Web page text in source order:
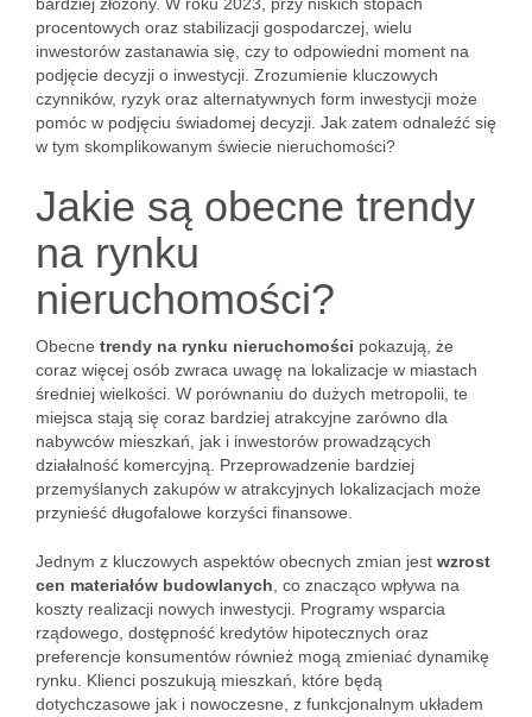
procentowych oraz stabilizacji gospodarczej, wielu
inwestorów zastanawia się, czy to odpowiedni moment na
podjęcie decyzji o inwestycji. Zrozumienie kluczowych
czynników, ryzyk oraz alternatywnych form inwestycji może
pomóc w podjęciu świadomej decyzji. Jak zatem odnaleźć się
w tym skomplikowanym świecie nieruchomości?
Jakie są obecne trendy
na rynku
nieruchomości?
Obecne trendy na rynku nieruchomości pokazują, że
coraz więcej osób zwraca uwagę na lokalizacje w miastach
średniej wielkości. W porównaniu do dużych metropolii, te
miejsca stają się coraz bardziej atrakcyjne zarówno dla
nabywców mieszkań, jak i inwestorów prowadzących
działalność komercyjną. Przeprowadzenie bardziej
przemyślanych zakupów w atrakcyjnych lokalizacjach może
przynieść długofalowe korzyści finansowe.
Jednym z kluczowych aspektów obecnych zmian jest wzrost
cen materiałów budowlanych , co znacząco wpływa na
koszty realizacji nowych inwestycji. Programy wsparcia
rządowego, dostępność kredytów hipotecznych oraz
preferencje konsumentów również mogą zmieniać dynamikę
rynku. Klienci poszukują mieszkań, które będą
dotychczasowe jak i nowoczesne, z funkcjonalnym układem